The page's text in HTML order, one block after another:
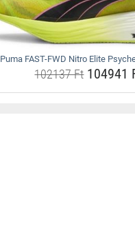
Puma FAST-FWD Nitro Elite
102137 Ft104941